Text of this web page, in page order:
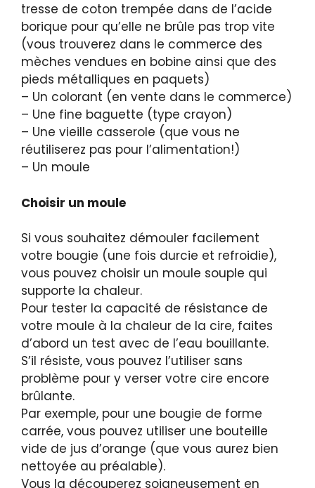
tresse de coton trempée dans de l’acide
borique pour qu’elle ne brûle pas trop vite
(vous trouverez dans le commerce des
mèches vendues en bobine ainsi que des
pieds métalliques en paquets)
– Un colorant (en vente dans le commerce)
– Une fine baguette (type crayon)
– Une vieille casserole (que vous ne
réutiliserez pas pour l’alimentation!)
– Un moule
Choisir un moule
Si vous souhaitez démouler facilement
votre bougie (une fois durcie et refroidie),
vous pouvez choisir un moule souple qui
supporte la chaleur.
Pour tester la capacité de résistance de
votre moule à la chaleur de la cire, faites
d’abord un test avec de l’eau bouillante.
S’il résiste, vous pouvez l’utiliser sans
problème pour y verser votre cire encore
brûlante.
Par exemple, pour une bougie de forme
carrée, vous pouvez utiliser une bouteille
vide de jus d’orange (que vous aurez bien
nettoyée au préalable).
Vous la découperez soigneusement en